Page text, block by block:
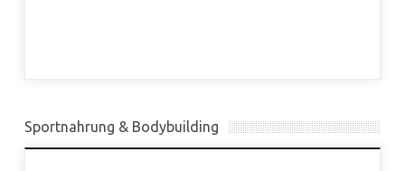
Sportnahrung & Bodybuilding